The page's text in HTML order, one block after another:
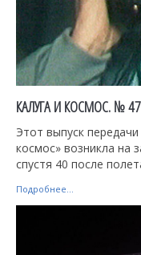
КАЛУГА И КОСМОС. №
Этот выпуск
космос» возникла на
спустя 40 после
Подробнее...